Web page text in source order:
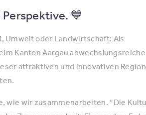
💙
Umwelt oder Landwirtschaft: Als
Kanton Aargau abwechslungsreiche
attraktiven und innovativen
wie wir zusammenarbeiten. “Die